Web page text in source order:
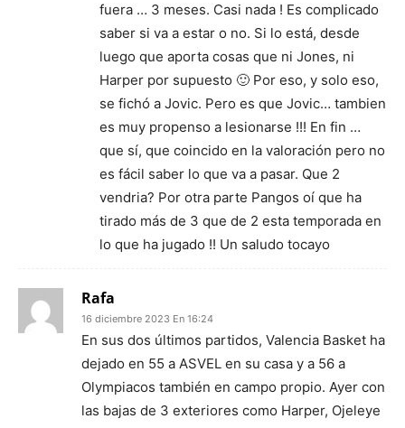
fuera … 3 meses. Casi nada ! Es complicado
saber si va a estar o no. Si lo está, desde
luego que aporta cosas que ni Jones, ni
Harper por supuesto 🙂 Por eso, y solo eso,
se fichó a Jovic. Pero es que Jovic… tambien
es muy propenso a lesionarse !!! En fin …
que sí, que coincido en la valoración pero no
es fácil saber lo que va a pasar. Que 2
vendria? Por otra parte Pangos oí que ha
tirado más de 3 que de 2 esta temporada en
lo que ha jugado !! Un saludo tocayo
Rafa
16 diciembre 2023 En 16:24
En sus dos últimos partidos, Valencia Basket ha
dejado en 55 a ASVEL en su casa y a 56 a
Olympiacos también en campo propio. Ayer con
las bajas de 3 exteriores como Harper, Ojeleye